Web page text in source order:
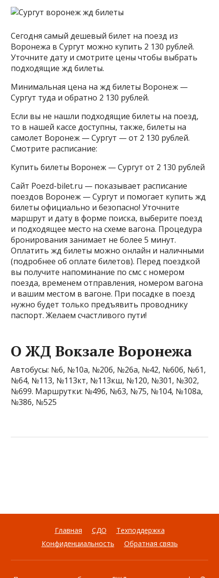
Сегодня самый дешевый билет на поезд из
Воронежа в Сургут можно купить 2 130 рублей.
Уточните дату и смотрите цены чтобы выбрать
подходящие жд билеты.
Минимальная цена на жд билеты Воронеж —
Сургут туда и обратно 2 130 рублей.
Если вы не нашли подходящие билеты на поезд,
то в нашей кассе доступны, также, билеты на
самолет Воронеж — Сургут — от 2 130 рублей.
Смотрите расписание:
Купить билеты Воронеж — Сургут от 2 130 рублей
Сайт Poezd-bilet.ru — показывает расписание
поездов Воронеж — Сургут и помогает купить жд
билеты официально и безопасно! Уточните
маршрут и дату в форме поиска, выберите поезд
и подходящее место на схеме вагона. Процедура
бронирования занимает не более 5 минут.
Оплатить жд билеты можно онлайн и наличными
(подробнее об оплате билетов). Перед поездкой
вы получите напоминание по смс с номером
поезда, временем отправления, номером вагона
и вашим местом в вагоне. При посадке в поезд
нужно будет только предъявить проводнику
паспорт. Желаем счастливого пути!
О ЖД Вокзале Воронежа
Автобусы: №6, №10а, №20б, №26а, №42, №60б, №61,
№64, №113, №113кт, №113кш, №120, №301, №302,
№699. Маршрутки: №49б, №63, №75, №104, №108а,
№386, №525
Главная СДО
Техподдержка
Конфиденциальность
Обратная связь